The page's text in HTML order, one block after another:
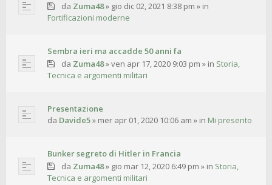
da Zuma48» gio dic 02, 2021 8:38 pm » in
Fortificazioni moderne
Sembra ieri ma accadde 50 anni fa
da Zuma48»ven apr 17, 2020 9:03 pm » in Storia,
Tecnica e argomenti militari
Presentazione
da Davide5» mer apr 01, 2020 10:06 am » in Mi presento
Bunker segreto di Hitler in Francia
da Zuma48» gio mar 12, 2020 6:49 pm » in Storia,
Tecnica e argomenti militari